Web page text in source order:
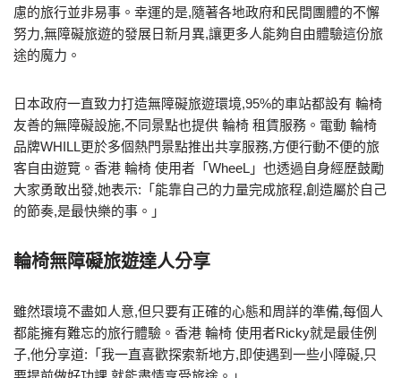
慮的旅行並非易事。幸運的是,隨著各地政府和民間團體的不懈
努力,無障礙旅遊的發展日新月異,讓更多人能夠自由體驗這份旅
途的魔力。
日本政府一直致力打造無障礙旅遊環境,95%的車站都設有 輪椅
友善的無障礙設施,不同景點也提供 輪椅 租賃服務。電動 輪椅
品牌WHILL更於多個熱門景點推出共享服務,方便行動不便的旅
客自由遊覽。香港 輪椅 使用者「WheeL」也透過自身經歷鼓勵
大家勇敢出發,她表示:「能靠自己的力量完成旅程,創造屬於自己
的節奏,是最快樂的事。」
輪椅無障礙旅遊達人分享
雖然環境不盡如人意,但只要有正確的心態和周詳的準備,每個人
都能擁有難忘的旅行體驗。香港 輪椅 使用者Ricky就是最佳例
子,他分享道:「我一直喜歡探索新地方,即使遇到一些小障礙,只